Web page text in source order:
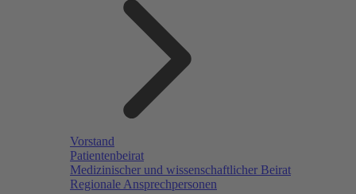
Vorstand
Patientenbeirat
Medizinischer und wissenschaftlicher Beirat
Regionale Ansprechpersonen